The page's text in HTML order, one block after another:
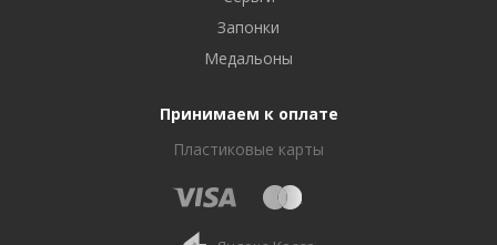
Запонки
Медальоны
Принимаем к оплате
Пластиковые карты